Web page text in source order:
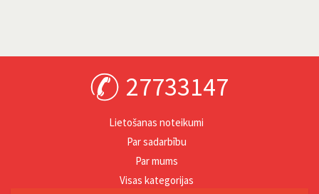
27733147
Lietošanas noteikumi
Par sadarbību
Par mums
Visas kategorijas